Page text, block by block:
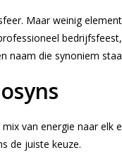
Maar weinig
naam die synoniem
van energie naar
de juiste keuze.